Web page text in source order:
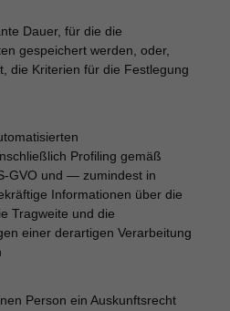
Dauer, für die die
gespeichert werden, oder,
die Kriterien für die Festlegung
Profiling gemäß
GVO und — zumindest in
Informationen über die
Tragweite und die
einer derartigen Verarbeitung
Person ein Auskunftsrecht